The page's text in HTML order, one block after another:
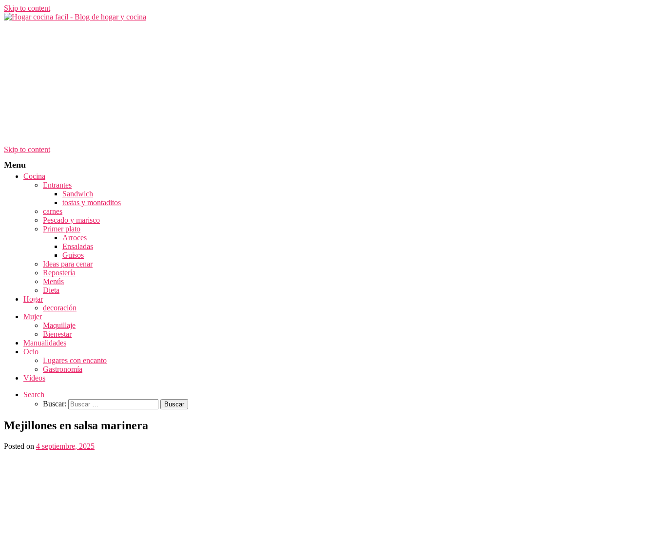
Skip to content
Skip to content
Menu
Cocina
Entrantes
Sandwich
tostas y montaditos
carnes
Pescado y marisco
Primer plato
Arroces
Ensaladas
Guisos
Ideas para cenar
Repostería
Menús
Dieta
Hogar
decoración
Mujer
Maquillaje
Bienestar
Manualidades
Ocio
Lugares con encanto
Gastronomía
Vídeos
Search
Buscar:
Mejillones en salsa marinera
Posted on 4 septiembre, 2025